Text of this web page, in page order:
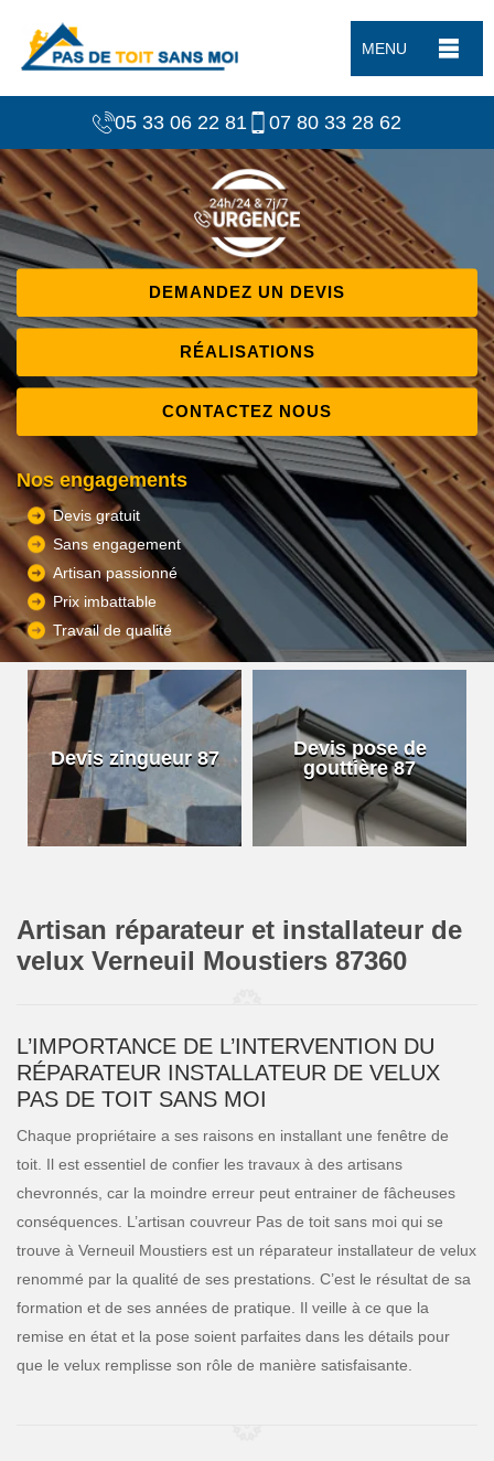
MENU
05 33 06 22 81 07 80 33 28 62
DEMANDEZ UN DEVIS
RÉALISATIONS
CONTACTEZ NOUS
Nos engagements
Devis gratuit
Sans engagement
Artisan passionné
Prix imbattable
Travail de qualité
Devis zingueur 87
Devis pose de
gouttière 87
Artisan réparateur et installateur de
velux Verneuil Moustiers 87360
L’IMPORTANCE DE L’INTERVENTION DU
RÉPARATEUR INSTALLATEUR DE VELUX
PAS DE TOIT SANS MOI
Chaque propriétaire a ses raisons en installant une fenêtre de
toit. Il est essentiel de confier les travaux à des artisans
chevronnés, car la moindre erreur peut entrainer de fâcheuses
conséquences. L’artisan couvreur Pas de toit sans moi qui se
trouve à Verneuil Moustiers est un réparateur installateur de velux
renommé par la qualité de ses prestations. C’est le résultat de sa
formation et de ses années de pratique. Il veille à ce que la
remise en état et la pose soient parfaites dans les détails pour
que le velux remplisse son rôle de manière satisfaisante.